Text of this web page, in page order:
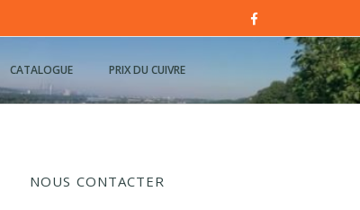
CATALOGUE PRIX DU CUIVRE
NOUS CONTACTER